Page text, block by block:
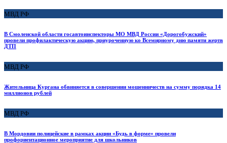
МВД РФ
В Смоленской области госавтоинспекторы МО МВД России «Дорогобужский»
провели профилактическую акцию, приуроченную ко Всемирному дню памяти жертв
ДТП
МВД РФ
Жительница Кургана обвиняется в совершении мошенничеств на сумму порядка 14
миллионов рублей
МВД РФ
В Мордовии полицейские в рамках акции «Будь в форме» провели
профориентационное мероприятие для школьников